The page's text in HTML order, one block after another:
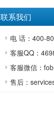
联系我们
电 话：400-
客服QQ：
客服微信：
售后：